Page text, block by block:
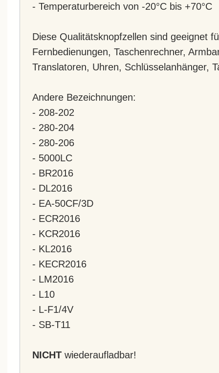
- Temperaturbereich von -20°C bis +70°C
Diese Qualitätsknopfzellen sind geeignet
Fernbedienungen, Taschenrechner,
Translatoren, Uhren, Schlüsselanhänger,
Andere Bezeichnungen:
- 208-202
- 280-204
- 280-206
- 5000LC
- BR2016
- DL2016
- EA-50CF/3D
- ECR2016
- KCR2016
- KL2016
- KECR2016
- LM2016
- L10
- L-F1/4V
- SB-T11
NICHT wiederaufladbar!